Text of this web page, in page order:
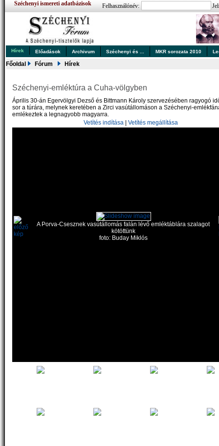
Széchenyi ismereti adatbázisok Felhasználónév:
Hírek Előadások Archivum Széchenyi és ... MKR sorozata 2010
Főoldal Fórum Hírek
Széchenyi-emléktúra a Cuha-völgyben
Április 30-án Egervölgyi Dezső és Bittmann Károly szervezésében ragyogó
sor a túrára, melynek keretében a Zirci vasútállomáson a Széchenyi-
emlékeztek a legnagyobb magyarra.
Vetítés indítása |Vetítés megállítása
A Porva-Csesznek vasútállomás falán lévő emléktáblára szalagot
kötöttünk
foto: Buday Miklós